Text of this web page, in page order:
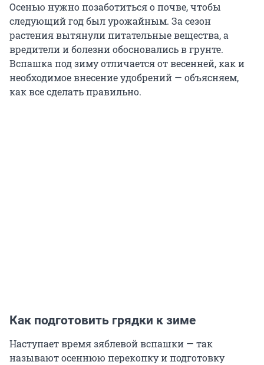
Осенью нужно позаботиться о почве, чтобы
следующий год был урожайным. За сезон
растения вытянули питательные вещества, а
вредители и болезни обосновались в грунте.
Вспашка под зиму отличается от весенней, как и
необходимое внесение удобрений — объясняем,
как все сделать правильно.
Как подготовить грядки к зиме
Наступает время зяблевой вспашки — так
называют осеннюю перекопку и подготовку